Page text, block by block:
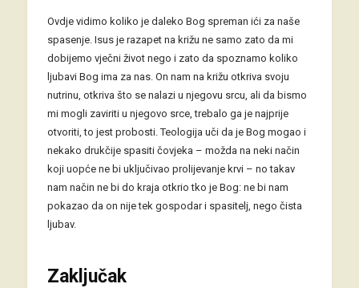
Ovdje vidimo koliko je daleko Bog spreman ići za naše
spasenje. Isus je razapet na križu ne samo zato da mi
dobijemo vječni život nego i zato da spoznamo koliko
ljubavi Bog ima za nas. On nam na križu otkriva svoju
nutrinu, otkriva što se nalazi u njegovu srcu, ali da bismo
mi mogli zaviriti u njegovo srce, trebalo ga je najprije
otvoriti, to jest probosti. Teologija uči da je Bog mogao i
nekako drukčije spasiti čovjeka – možda na neki način
koji uopće ne bi uključivao prolijevanje krvi – no takav
nam način ne bi do kraja otkrio tko je Bog: ne bi nam
pokazao da on nije tek gospodar i spasitelj, nego čista
ljubav.
Zaključak